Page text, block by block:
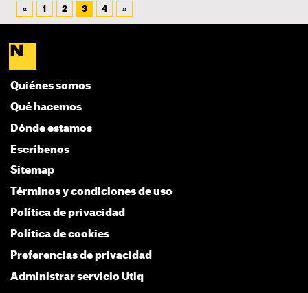
« 1 2 3 4 »
Quiénes somos
Qué hacemos
Dónde estamos
Escríbenos
Sitemap
Términos y condiciones de uso
Política de privacidad
Política de cookies
Preferencias de privacidad
Administrar servicio Utiq